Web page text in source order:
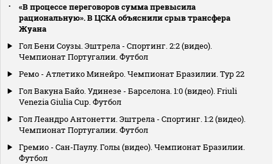
«В процессе переговоров сумма превысила
рациональную». В ЦСКА объяснили срыв трансфера
Жуана
Гол Бени Соузы. Эштрела - Спортинг. 2:2 (видео).
Чемпионат Португалии. Футбол
Ремо - Атлетико Минейро. Чемпионат Бразилии. Тур 22
Гол Вакуна Байо. Удинезе - Барселона. 1:0 (видео). Friuli
Venezia Giulia Cup. Футбол
Гол Леандро Антонетти. Эштрела - Спортинг. 1:2 (видео).
Чемпионат Португалии. Футбол
Гремио - Сан-Паулу. Голы (видео). Чемпионат Бразилии.
Футбол